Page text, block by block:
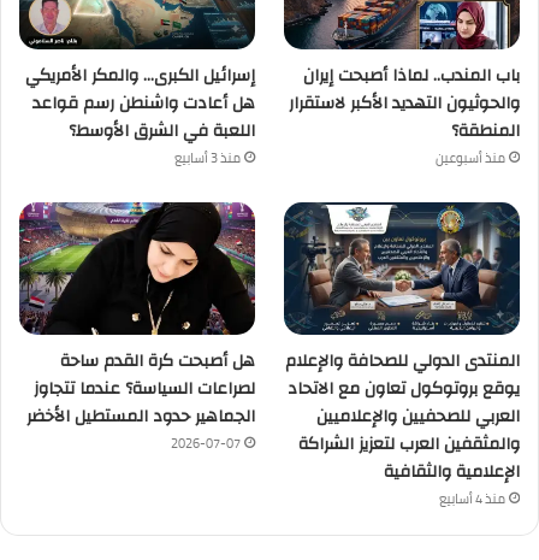
باب المندب.. لماذا أصبحت إيران
والحوثيون التهديد الأكبر لاستقرار
المنطقة؟
منذ أسبوعين
إسرائيل الكبرى… والمكر الأمريكي
هل أعادت واشنطن رسم قواعد
اللعبة في الشرق الأوسط؟
منذ 3 أسابيع
المنتدى الدولي للصحافة والإعلام
يوقع بروتوكول تعاون مع الاتحاد
العربي للصحفيين والإعلاميين
والمثقفين العرب لتعزيز الشراكة
الإعلامية والثقافية
منذ 4 أسابيع
هل أصبحت كرة القدم ساحة
لصراعات السياسة؟ عندما تتجاوز
الجماهير حدود المستطيل الأخضر
2026-07-07